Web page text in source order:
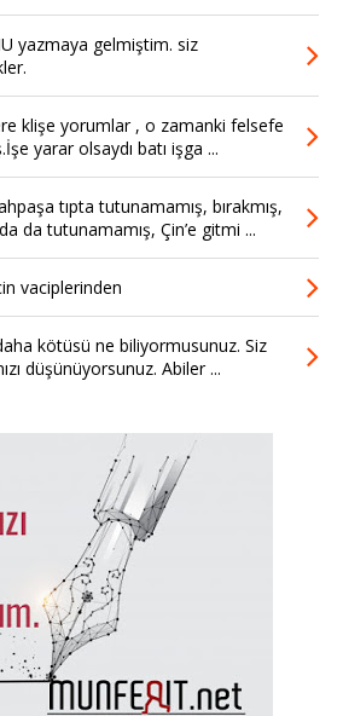
yazmaya gelmiştim. siz
klişe yorumlar , o zamanki felsefe
yarar olsaydı batı işga ...
tıpta tutunamamış, bırakmış,
da tutunamamış, Çin’e gitmi ...
vaciplerinden
kötüsü ne biliyormusunuz. Siz
düşünüyorsunuz. Abiler ...